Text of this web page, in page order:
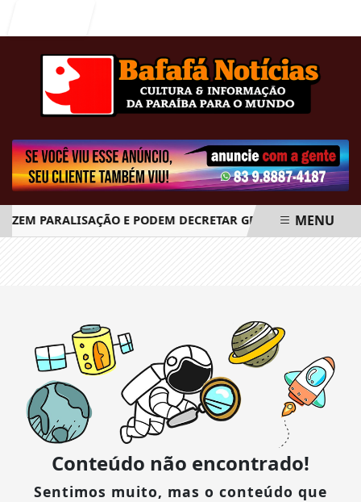
PARALISAÇÃO E PODEM DECRETAR GREVE GERAL A
MENU
Conteúdo não encontrado!
Sentimos muito, mas o conteúdo que